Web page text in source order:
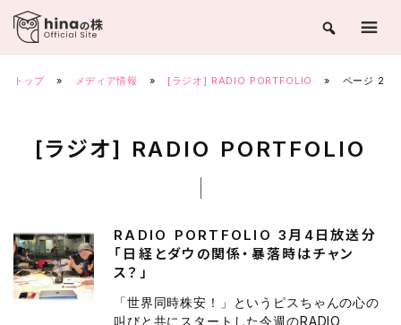
Skip
content
トップ » メディア情報 » [ラジオ] RADIO PORTFOLIO » ページ 2
[ラジオ] RADIO PORTFOLIO
RADIO PORTFOLIO 3月4日放送分
「日経とダウの関係・暴落時はチャン
ス？」
「世界同時株安！」というピスちゃんの心の
叫びと共にスタートした今週のRADIO